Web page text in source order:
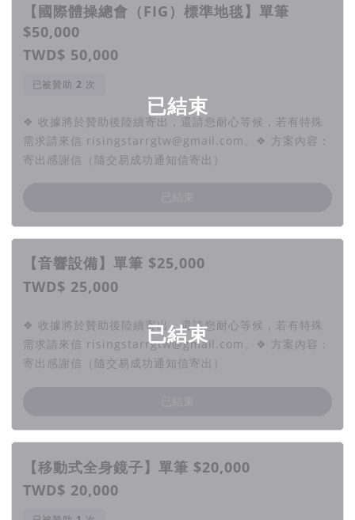
已結束
【國際體操總會（FIG）標準地毯】單筆
$50,000
TWD$ 50,000
已被贊助 次
❖ 收據將於贊助後陸續寄出，還請您耐心等候，若有特殊
需求請來信 risingstarrgtw@gmail.com。❖ 方案內容：
寄出感謝信（隨交易成功通知信寄出）
已結束
【音響設備】單筆 $25,000
TWD$ 25,000
❖ 收據將於贊助後陸續寄出，還請您耐心等候，若有特殊
需求請來信 risingstarrgtw@gmail.com。❖ 方案內容：
寄出感謝信（隨交易成功通知信寄出）
【移動式全身鏡子】單筆 $20,000
TWD$ 20,000